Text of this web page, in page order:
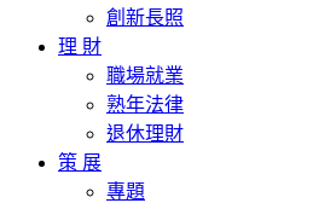
創新長照
理 財
職場就業
熟年法律
退休理財
策 展
專題